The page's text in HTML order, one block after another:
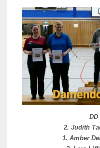
DD
2. Judith
1. Amber